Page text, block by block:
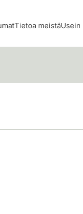
Tietoa meistäUsein